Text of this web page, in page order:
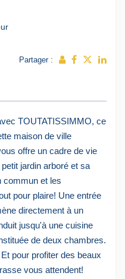
Partager :
TOUTATISSIMMO, ce
maison de ville
offre un cadre de vie
jardin arboré et sa
commun et les
pour plaire! Une entrée
directement à un
jusqu'à une cuisine
de deux chambres.
pour profiter des beaux
vous attendent!